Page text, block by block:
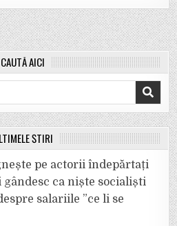
CAUTĂ AICI
ȘTIRI
pe actorii îndepărtați
gândesc ca niște socialiști
salariile ”ce li se